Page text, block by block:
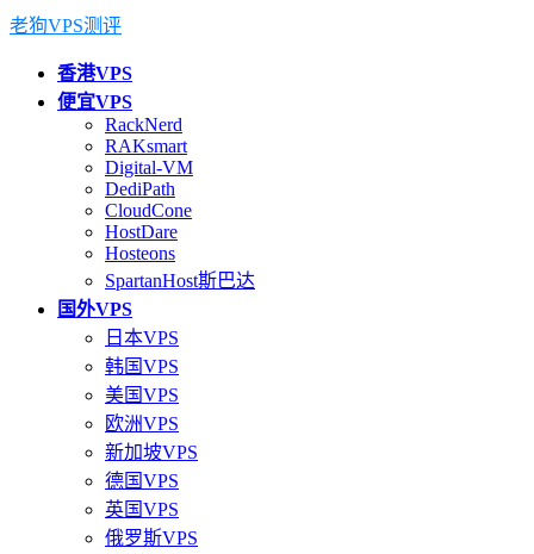
老狗VPS测评
香港VPS
便宜VPS
RackNerd
RAKsmart
Digital-VM
DediPath
CloudCone
HostDare
Hosteons
SpartanHost斯巴达
国外VPS
日本VPS
韩国VPS
美国VPS
欧洲VPS
新加坡VPS
德国VPS
英国VPS
俄罗斯VPS